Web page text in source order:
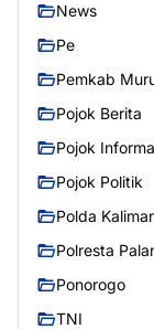
News
Pe
Pemkab
Pojok Berita
Pojok
Pojok Politik
Polda
Polresta
Ponorogo
TNI